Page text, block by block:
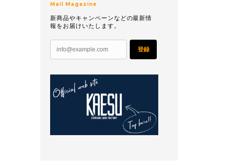
Mail Magazine
新商品やキャンペーンなどの最新情
報をお届けいたします。
登録